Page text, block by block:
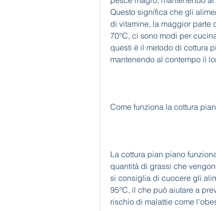
Questo significa che gli
di vitamine, la maggior parte
70°C, ci sono modi per
questi è il metodo di cottura
mantenendo al contempo il
Come funziona la cottura
La cottura pian piano
quantità di grassi che
si consiglia di cuocere gli
95°C, il che può aiutare a
rischio di malattie come